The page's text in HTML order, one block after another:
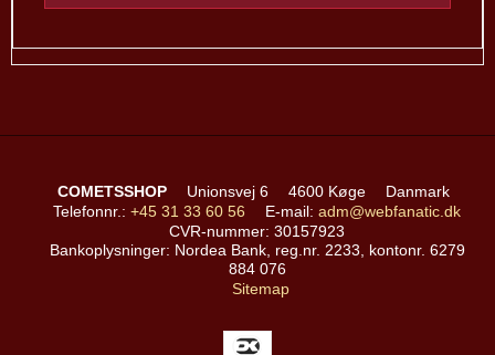
COMETSSHOP Unionsvej 6 4600 Køge
Danmark
Telefonnr. : +45 31 33 60 56 E-mail: adm@webfanatic.dk
CVR-nummer: 30157923
Bankoplysninger: Nordea Bank, reg.nr. 2233, kontonr. 6279
884 076
Sitemap